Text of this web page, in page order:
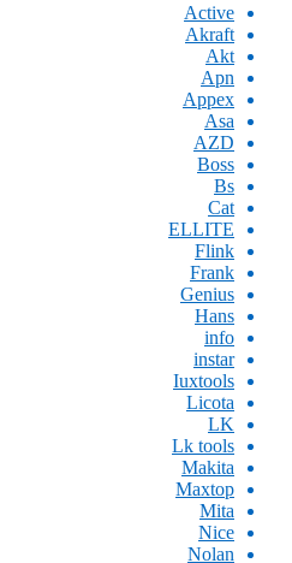
Active
Akraft
Akt
Apn
Appex
Asa
AZD
Boss
Bs
Cat
ELLITE
Flink
Frank
Genius
Hans
info
instar
Iuxtools
Licota
LK
Lk tools
Makita
Maxtop
Mita
Nice
Nolan